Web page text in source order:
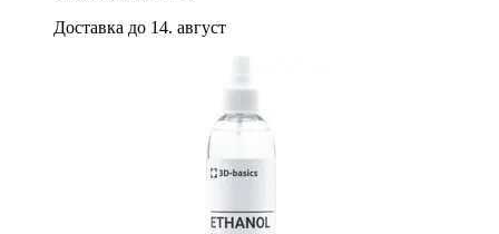
Доставка до 14. август